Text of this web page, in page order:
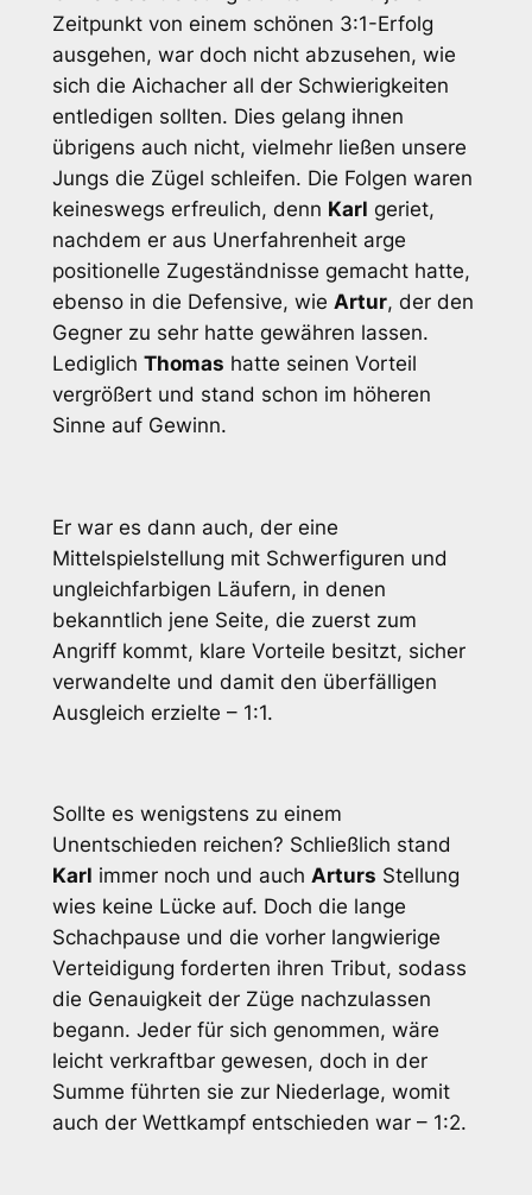
Zeitpunkt von einem schönen 3:1-Erfolg
ausgehen, war doch nicht abzusehen, wie
sich die Aichacher all der Schwierigkeiten
entledigen sollten. Dies gelang ihnen
übrigens auch nicht, vielmehr ließen unsere
Jungs die Zügel schleifen. Die Folgen waren
keineswegs erfreulich, denn Karl geriet,
nachdem er aus Unerfahrenheit arge
positionelle Zugeständnisse gemacht hatte,
ebenso in die Defensive, wie Artur, der den
Gegner zu sehr hatte gewähren lassen.
Lediglich Thomas hatte seinen Vorteil
vergrößert und stand schon im höheren
Sinne auf Gewinn.
Er war es dann auch, der eine
Mittelspielstellung mit Schwerfiguren und
ungleichfarbigen Läufern, in denen
bekanntlich jene Seite, die zuerst zum
Angriff kommt, klare Vorteile besitzt, sicher
verwandelte und damit den überfälligen
Ausgleich erzielte – 1:1.
Sollte es wenigstens zu einem
Unentschieden reichen? Schließlich stand
Karl immer noch und auch Arturs Stellung
wies keine Lücke auf. Doch die lange
Schachpause und die vorher langwierige
Verteidigung forderten ihren Tribut, sodass
die Genauigkeit der Züge nachzulassen
begann. Jeder für sich genommen, wäre
leicht verkraftbar gewesen, doch in der
Summe führten sie zur Niederlage, womit
auch der Wettkampf entschieden war – 1:2.